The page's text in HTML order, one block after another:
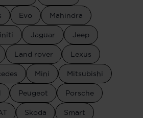
Evo Mahindra
Jaguar Jeep
Land rover Lexus
Mini Mitsubishi
Peugeot Porsche
Skoda Smart